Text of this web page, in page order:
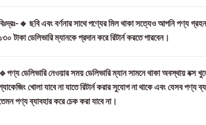
🔸 ছবি এবং বর্ণনার সাথে পণ্যের মিল থাকা সত্যেও আপনি পণ্য গ্রহন
টাকা ডেলিভারি ম্যানকে প্রদান করে রিটার্ন করতে পারবেন।
🔹পণ্য ডেলিভারি নেওয়ার সময় ডেলিভারি ম্যান সামনে থাকা অবস্থায় বক্স
খোলা যাবে না যাতে রিটার্ন করার সুযোগ না থাকে এবং যেসব পণ্য
পণ্য ব্যাবহার করে চেক করা যাবে না।